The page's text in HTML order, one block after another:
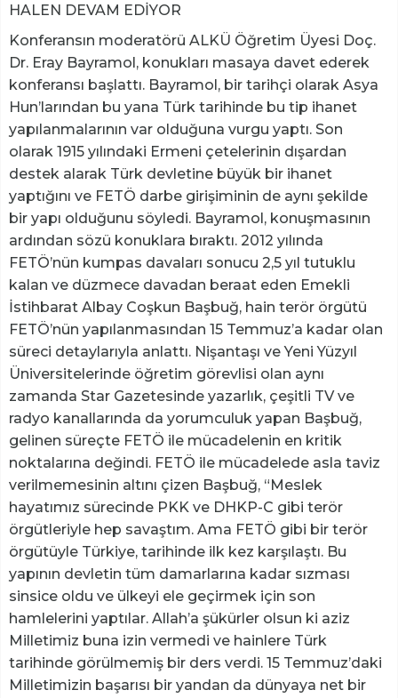
HALEN DEVAM EDİYOR
Konferansın moderatörü ALKÜ Öğretim Üyesi Doç.
Dr. Eray Bayramol, konukları masaya davet ederek
konferansı başlattı. Bayramol, bir tarihçi olarak Asya
Hun’larından bu yana Türk tarihinde bu tip ihanet
yapılanmalarının var olduğuna vurgu yaptı. Son
olarak 1915 yılındaki Ermeni çetelerinin dışardan
destek alarak Türk devletine büyük bir ihanet
yaptığını ve FETÖ darbe girişiminin de aynı şekilde
bir yapı olduğunu söyledi. Bayramol, konuşmasının
ardından sözü konuklara bıraktı. 2012 yılında
FETÖ’nün kumpas davaları sonucu 2,5 yıl tutuklu
kalan ve düzmece davadan beraat eden Emekli
İstihbarat Albay Coşkun Başbuğ, hain terör örgütü
FETÖ’nün yapılanmasından 15 Temmuz’a kadar olan
süreci detaylarıyla anlattı. Nişantaşı ve Yeni Yüzyıl
Üniversitelerinde öğretim görevlisi olan aynı
zamanda Star Gazetesinde yazarlık, çeşitli TV ve
radyo kanallarında da yorumculuk yapan Başbuğ,
gelinen süreçte FETÖ ile mücadelenin en kritik
noktalarına değindi. FETÖ ile mücadelede asla taviz
verilmemesinin altını çizen Başbuğ, “Meslek
hayatımız sürecinde PKK ve DHKP-C gibi terör
örgütleriyle hep savaştım. Ama FETÖ gibi bir terör
örgütüyle Türkiye, tarihinde ilk kez karşılaştı. Bu
yapının devletin tüm damarlarına kadar sızması
sinsice oldu ve ülkeyi ele geçirmek için son
hamlelerini yaptılar. Allah’a şükürler olsun ki aziz
Milletimiz buna izin vermedi ve hainlere Türk
tarihinde görülmemiş bir ders verdi. 15 Temmuz’daki
Milletimizin başarısı bir yandan da dünyaya net bir